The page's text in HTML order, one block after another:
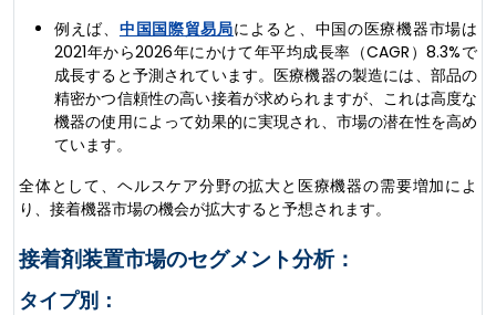
例えば、 中国国際貿易局によると、中国の医療機器市場は
2021年から2026年にかけて年平均成長率（CAGR）8.3%で
成長すると予測されています。医療機器の製造には、部品の
精密かつ信頼性の高い接着が求められますが、これは高度な
機器の使用によって効果的に実現され、市場の潜在性を高め
ています。
全体として、ヘルスケア分野の拡大と医療機器の需要増加によ
り、接着機器市場の機会が拡大すると予想されます。
接着剤装置市場のセグメント分析：
タイプ別：